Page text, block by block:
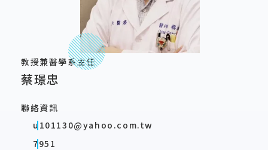
教授兼醫學系主任
蔡璟忠
聯絡資訊
u101130@yahoo.com.tw
7951